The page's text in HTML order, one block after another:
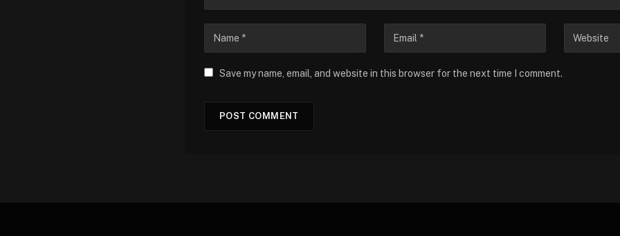
Save my name, email, and website in this browser for the next time I comment.